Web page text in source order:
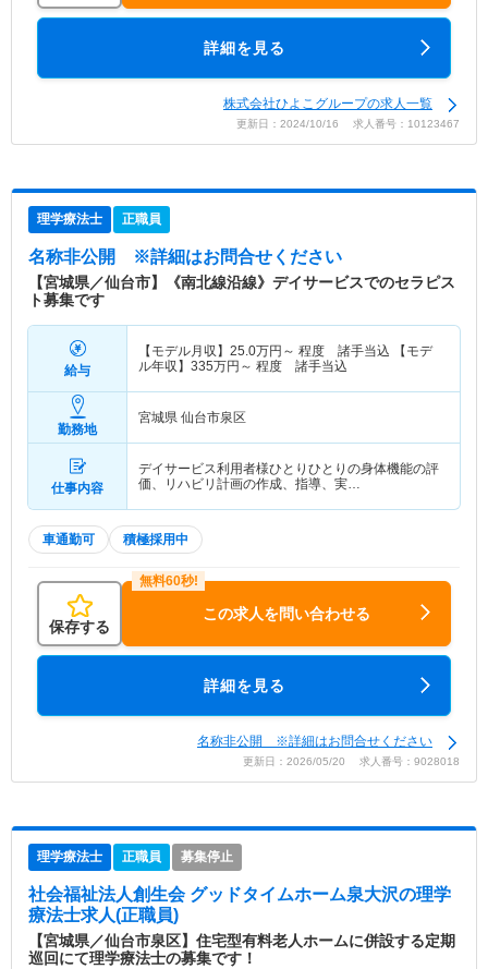
詳細を見る
株式会社ひよこグループの求人一覧
更新日：2024/10/16 求人番号：10123467
理学療法士 正職員
名称非公開 ※詳細はお問合せください
【宮城県／仙台市】《南北線沿線》デイサービスでのセラピス
ト募集です
給与
【モデル月収】 25.0万円～ 程度 諸手当込 【モデ
ル年収】 335万円～ 程度 諸手当込
勤務地
宮城県 仙台市泉区
仕事内容
デイサービス利用者様ひとりひとりの身体機能の評
価、リハビリ計画の作成、指導、実…
車通勤可 積極採用中
保存する
この求人を問い合わせる
詳細を見る
名称非公開 ※詳細はお問合せください
更新日：2026/05/20 求人番号：9028018
理学療法士 正職員 募集停止
社会福祉法人創生会 グッドタイムホーム泉大沢の理学
療法士求人(正職員)
【宮城県／仙台市泉区】住宅型有料老人ホームに併設する定期
巡回にて理学療法士の募集です！